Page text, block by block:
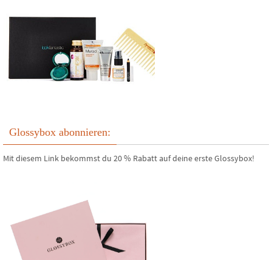
Glossybox abonnieren:
Mit diesem Link bekommst du 20 % Rabatt auf deine erste Glossybox!